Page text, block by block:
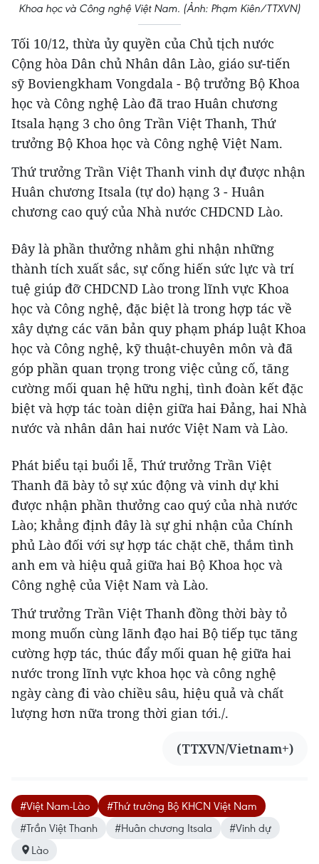
Khoa học và Công nghệ Việt Nam. (Ảnh: Phạm Kiên/TTXVN)
Tối 10/12, thừa ủy quyền của Chủ tịch nước
Cộng hòa Dân chủ Nhân dân Lào, giáo sư-tiến
sỹ Boviengkham Vongdala - Bộ trưởng Bộ Khoa
học và Công nghệ Lào đã trao Huân chương
Itsala hạng 3 cho ông Trần Việt Thanh, Thứ
trưởng Bộ Khoa học và Công nghệ Việt Nam.
Thứ trưởng Trần Việt Thanh vinh dự được nhận
Huân chương Itsala (tự do) hạng 3 - Huân
chương cao quý của Nhà nước CHDCND Lào.
Đây là phần thưởng nhằm ghi nhận những
thành tích xuất sắc, sự cống hiến sức lực và trí
tuệ giúp đỡ CHDCND Lào trong lĩnh vực Khoa
học và Công nghệ, đặc biệt là trong hợp tác về
xây dựng các văn bản quy phạm pháp luật Khoa
học và Công nghệ, kỹ thuật-chuyên môn và đã
góp phần quan trọng trong việc củng cố, tăng
cường mối quan hệ hữu nghị, tình đoàn kết đặc
biệt và hợp tác toàn diện giữa hai Đảng, hai Nhà
nước và nhân dân hai nước Việt Nam và Lào.
Phát biểu tại buổi lễ, Thứ trưởng Trần Việt
Thanh đã bày tỏ sự xúc động và vinh dự khi
được nhận phần thưởng cao quý của nhà nước
Lào; khẳng định đây là sự ghi nhận của Chính
phủ Lào đối với sự hợp tác chặt chẽ, thắm tình
anh em và hiệu quả giữa hai Bộ Khoa học và
Công nghệ của Việt Nam và Lào.
Thứ trưởng Trần Việt Thanh đồng thời bày tỏ
mong muốn cùng lãnh đạo hai Bộ tiếp tục tăng
cường hợp tác, thúc đẩy mối quan hệ giữa hai
nước trong lĩnh vực khoa học và công nghệ
ngày càng đi vào chiều sâu, hiệu quả và chất
lượng hơn nữa trong thời gian tới./.
(TTXVN/Vietnam+)
#Việt Nam-Lào
#Thứ trưởng Bộ KHCN Việt Nam
#Trần Việt Thanh
#Huân chương Itsala
#Vinh dự
Lào